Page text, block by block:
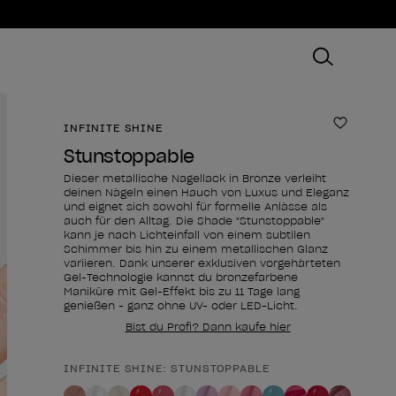
INFINITE SHINE Zur
Stunstoppable
Dieser metallische Nagellack in Bronze verleiht
deinen Nägeln einen Hauch von Luxus und Eleganz
und eignet sich sowohl für formelle Anlässe als
auch für den Alltag. Die Shade "Stunstoppable"
kann je nach Lichteinfall von einem subtilen
Schimmer bis hin zu einem metallischen Glanz
variieren. Dank unserer exklusiven vorgehärteten
Gel-Technologie kannst du bronzefarbene
Maniküre mit Gel-Effekt bis zu 11 Tage lang
genießen - ganz ohne UV- oder LED-Licht.
Bist du Profi? Dann kaufe hier
Form des Produkts
INFINITE SHINE: STUNSTOPPABLE